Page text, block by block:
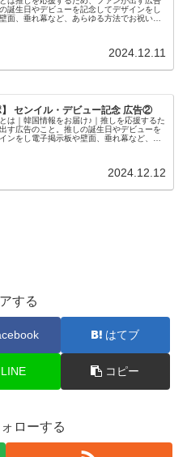
誕生日やデビューを記念してデザインをし
面、垂れ幕など、あらゆる方法でお祝いす
2024.12.11
】 センイル・デビュー記念 広告②
は｜韓国情報をお届け♪｜推しを応援するた
す広告のこと。推しの誕生日やデビューを
ンをし電子掲示板や壁面、垂れ幕など、あ
2024.12.12
する
はてブ
LINE コピー
ローする